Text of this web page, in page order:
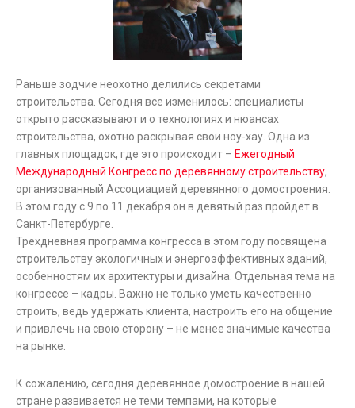
Раньше зодчие неохотно делились секретами
строительства. Сегодня все изменилось: специалисты
открыто рассказывают и о технологиях и нюансах
строительства, охотно раскрывая свои ноу-хау. Одна из
главных площадок, где это происходит – Ежегодный
Международный Конгресс по деревянному строительству,
организованный Ассоциацией деревянного домостроения.
В этом году с 9 по 11 декабря он в девятый раз пройдет в
Санкт-Петербурге.
Трехдневная программа конгресса в этом году посвящена
строительству экологичных и энергоэффективных зданий,
особенностям их архитектуры и дизайна. Отдельная тема на
конгрессе – кадры. Важно не только уметь качественно
строить, ведь удержать клиента, настроить его на общение
и привлечь на свою сторону – не менее значимые качества
на рынке.
К сожалению, сегодня деревянное домостроение в нашей
стране развивается не теми темпами, на которые